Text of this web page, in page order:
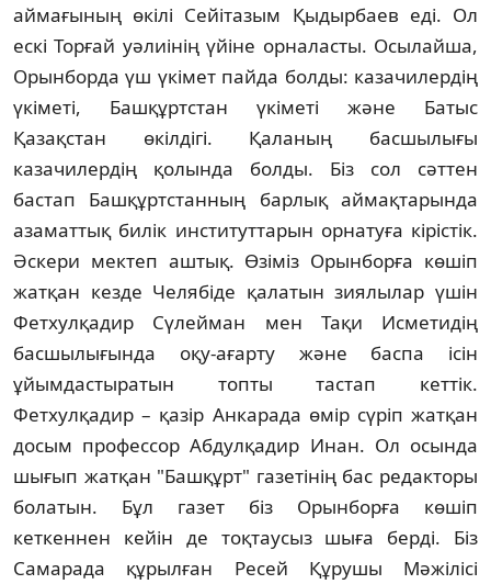
аймағының өкiлi Сейiтазым Қыдырбаев едi. Ол
ескi Торғай уәлиiнiң үйiне орналасты. Осылайша,
Орынборда үш үкiмет пайда болды: казачилердiң
үкiметi, Башқұртстан үкiметi және Батыс
Қазақстан өкiлдiгi. Қаланың басшылығы
казачилердiң қолында болды. Бiз сол сәттен
бастап Башқұртстанның барлық аймақтарында
азаматтық билiк институттарын орнатуға кiрiстiк.
Әскери мектеп аштық. Өзiмiз Орынборға көшiп
жатқан кезде Челябiде қалатын зиялылар үшiн
Фетхулқадир Сүлейман мен Тақи Исметидiң
басшылығында оқу-ағарту және баспа iсiн
ұйымдастыратын топты тастап кеттiк.
Фетхулқадир – қазiр Анкарада өмiр сүрiп жатқан
досым профессор Абдулқадир Инан. Ол осында
шығып жатқан "Башқұрт" газетiнiң бас редакторы
болатын. Бұл газет бiз Орынборға көшiп
кеткеннен кейiн де тоқтаусыз шыға бердi. Бiз
Самарада құрылған Ресей Құрушы Мәжiлiсi